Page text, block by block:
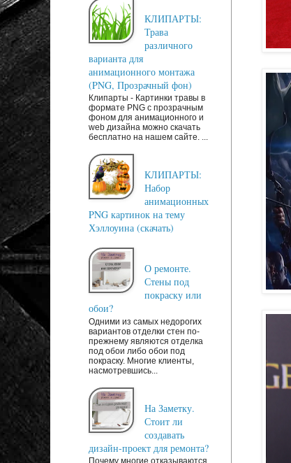
КЛИПАРТЫ:
Трава
различного
варианта для
анимационного монтажа
(PNG, Прозрачный фон)
Клипарты - Картинки травы в
формате PNG с прозрачным
фоном для анимационного и
web дизайна можно скачать
бесплатно на нашем сайте. ...
КЛИПАРТЫ:
Набор
анимационных
PNG картинок на тему
Хэллоуина (скачать)
О ремонте.
Стены под
покраску или
обои?
Одними из самых недорогих
вариантов отделки стен по-
прежнему являются отделка
под обои либо обои под
покраску. Многие клиенты,
насмотревшись...
На Заметку.
Стоит ли
создавать
дизайн-проект для ремонта?
Почему многие отказываются